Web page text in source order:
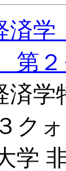
済学
第
済学
ク
学